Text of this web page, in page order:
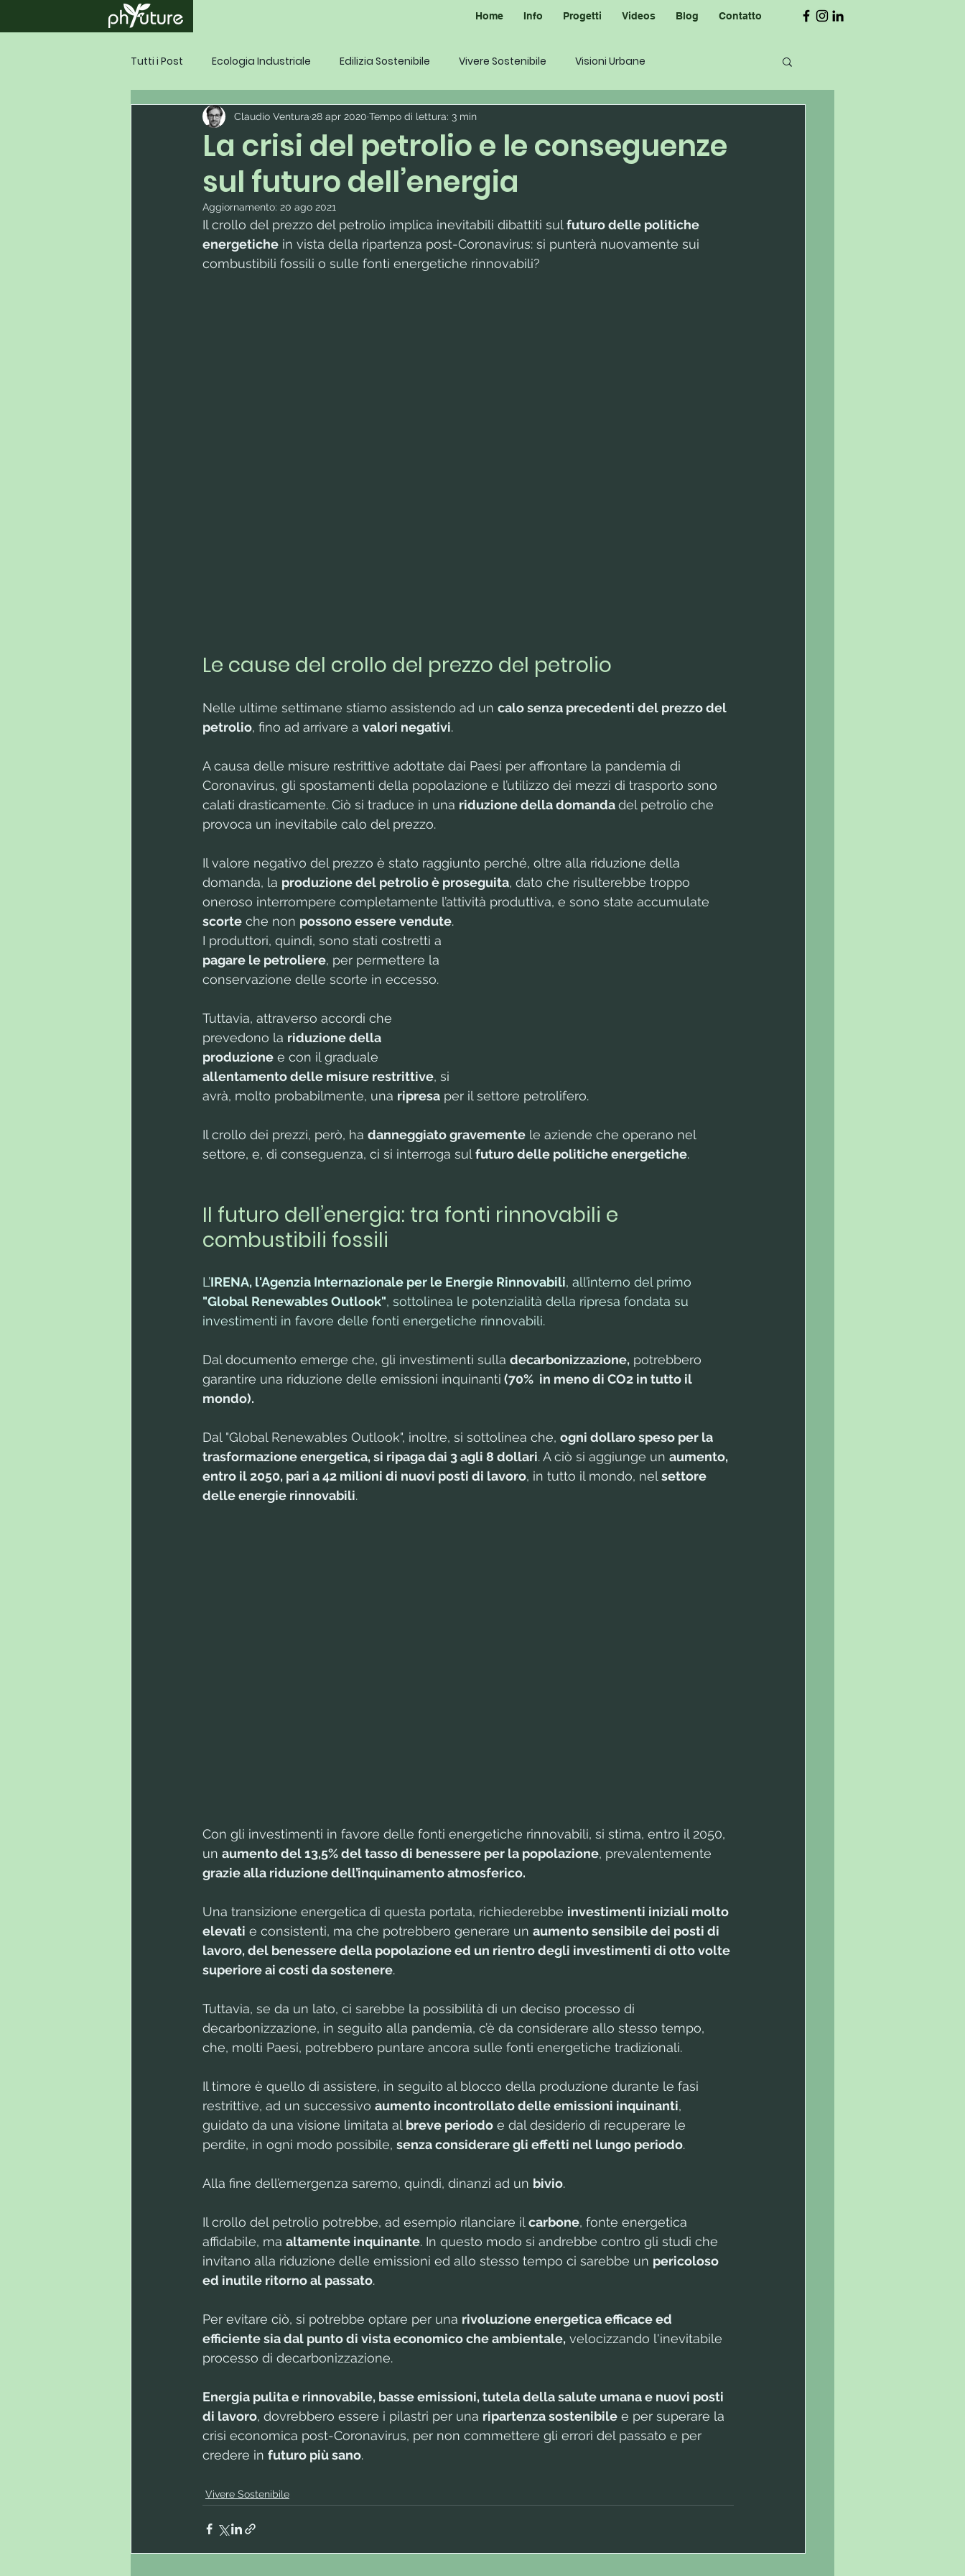
Home Info Progetti Videos Blog Contatto
Tutti i Post Ecologia Industriale Edilizia Sostenibile Vivere Sostenibile Visioni Urbane
La crisi del petrolio e le conseguenze
sul futuro dell’energia
Claudio Ventura 28 apr 2020 Tempo di lettura: 3 min
Aggiornamento: 20 ago 2021
Il crollo del prezzo del petrolio implica inevitabili dibattiti sul futuro delle politiche
energetiche in vista della ripartenza post-Coronavirus: si punterà nuovamente sui
combustibili fossili o sulle fonti energetiche rinnovabili?
Le cause del crollo del prezzo del petrolio
Nelle ultime settimane stiamo assistendo ad un calo senza precedenti del prezzo del
petrolio, fino ad arrivare a valori negativi.
A causa delle misure restrittive adottate dai Paesi per affrontare la pandemia di
Coronavirus, gli spostamenti della popolazione e l’utilizzo dei mezzi di trasporto sono
calati drasticamente. Ciò si traduce in una riduzione della domanda del petrolio che
provoca un inevitabile calo del prezzo.
Il valore negativo del prezzo è stato raggiunto perché, oltre alla riduzione della
domanda, la produzione del petrolio è proseguita, dato che risulterebbe troppo
oneroso interrompere completamente l’attività produttiva, e sono state accumulate
scorte che non possono essere vendute.
I produttori, quindi, sono stati costretti a
pagare le petroliere, per permettere la
conservazione delle scorte in eccesso.
Tuttavia, attraverso accordi che
prevedono la riduzione della
produzione e con il graduale
allentamento delle misure restrittive, si
avrà, molto probabilmente, una ripresa per il settore petrolifero.
Il crollo dei prezzi, però, ha danneggiato gravemente le aziende che operano nel
settore, e, di conseguenza, ci si interroga sul futuro delle politiche energetiche.
Il futuro dell’energia: tra fonti rinnovabili e
combustibili fossili
L’IRENA, l'Agenzia Internazionale per le Energie Rinnovabili, all’interno del primo
"Global Renewables Outlook", sottolinea le potenzialità della ripresa fondata su
investimenti in favore delle fonti energetiche rinnovabili.
Dal documento emerge che, gli investimenti sulla decarbonizzazione, potrebbero
garantire una riduzione delle emissioni inquinanti (70%  in meno di CO2 in tutto il
mondo).
Dal "Global Renewables Outlook", inoltre, si sottolinea che, ogni dollaro speso per la
trasformazione energetica, si ripaga dai 3 agli 8 dollari. A ciò si aggiunge un aumento,
entro il 2050, pari a 42 milioni di nuovi posti di lavoro, in tutto il mondo, nel settore
delle energie rinnovabili.
Con gli investimenti in favore delle fonti energetiche rinnovabili, si stima, entro il 2050,
un aumento del 13,5% del tasso di benessere per la popolazione, prevalentemente
grazie alla riduzione dell’inquinamento atmosferico.
Una transizione energetica di questa portata, richiederebbe investimenti iniziali molto
elevati e consistenti, ma che potrebbero generare un aumento sensibile dei posti di
lavoro, del benessere della popolazione ed un rientro degli investimenti di otto volte
superiore ai costi da sostenere.
Tuttavia, se da un lato, ci sarebbe la possibilità di un deciso processo di
decarbonizzazione, in seguito alla pandemia, c’è da considerare allo stesso tempo,
che, molti Paesi, potrebbero puntare ancora sulle fonti energetiche tradizionali.
Il timore è quello di assistere, in seguito al blocco della produzione durante le fasi
restrittive, ad un successivo aumento incontrollato delle emissioni inquinanti,
guidato da una visione limitata al breve periodo e dal desiderio di recuperare le
perdite, in ogni modo possibile, senza considerare gli effetti nel lungo periodo.
Alla fine dell’emergenza saremo, quindi, dinanzi ad un bivio.
Il crollo del petrolio potrebbe, ad esempio rilanciare il carbone, fonte energetica
affidabile, ma altamente inquinante. In questo modo si andrebbe contro gli studi che
invitano alla riduzione delle emissioni ed allo stesso tempo ci sarebbe un pericoloso
ed inutile ritorno al passato.
Per evitare ciò, si potrebbe optare per una rivoluzione energetica efficace ed
efficiente sia dal punto di vista economico che ambientale, velocizzando l'inevitabile
processo di decarbonizzazione.
Energia pulita e rinnovabile, basse emissioni, tutela della salute umana e nuovi posti
di lavoro, dovrebbero essere i pilastri per una ripartenza sostenibile e per superare la
crisi economica post-Coronavirus, per non commettere gli errori del passato e per
credere in futuro più sano.
Vivere Sostenibile